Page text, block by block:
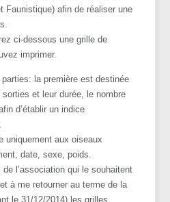
Faunistique) afin de réaliser une
ci-dessous une grille de
imprimer.
la première est destinée
et leur durée, le nombre
d’établir un indice
uniquement aux oiseaux
date, sexe, poids.
l’association qui le souhaitent
à me retourner au terme de la
le 31/12/2014) les grilles